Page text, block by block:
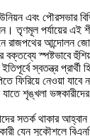
এবং পৌরসভার
তৃণমূল পর্যায়ের এই
রাজপথের আন্দোলন
স্পষ্টভাবে
স্বতন্ত্র প্রার্থী
ফিরিয়ে নেওয়া যাবে
শৃঙ্খলা ভঙ্গকারীদের
সতর্ক থাকার
যেন সুকৌশলে